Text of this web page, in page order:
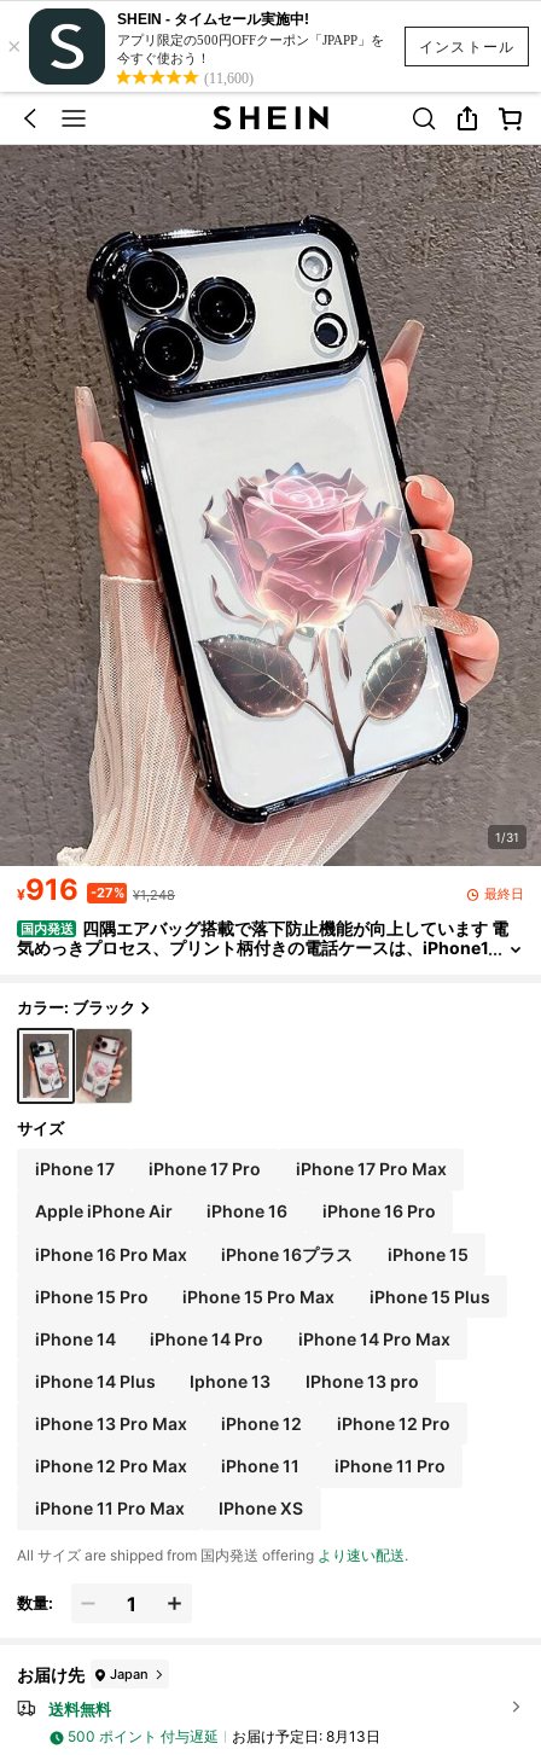
インストール
×
SHEIN - タイムセール実施中!
アプリ限定の500円OFFクーポン「JPAPP」を
今すぐ使おう！
(11,600)
1/31
¥916 -27% ¥1,248 最終日
国内発送 四隅エアバッグ搭載で落下防止機能が向上しています 電
気めっきプロセス、プリント柄付きの電話ケースは、iPhone1
カラー: ブラック
サイズ
iPhone 17 iPhone 17 Pro iPhone 17 Pro Max
Apple iPhone Air iPhone 16 iPhone 16 Pro
iPhone 16 Pro Max iPhone 16プラス iPhone 15
iPhone 15 Pro iPhone 15 Pro Max iPhone 15 Plus
iPhone 14 iPhone 14 Pro iPhone 14 Pro Max
iPhone 14 Plus Iphone 13 IPhone 13 pro
iPhone 13 Pro Max iPhone 12 iPhone 12 Pro
iPhone 12 Pro Max iPhone 11 iPhone 11 Pro
iPhone 11 Pro Max IPhone XS
All サイズ are shipped from 国内発送 offering より速い配送.
数量:
お届け先 Japan
送料無料
500 ポイント 付与遅延 お届け予定日: 8月13日